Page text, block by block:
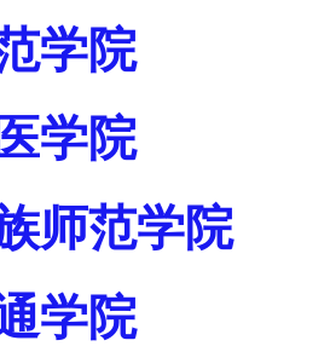
学院
学院
师范学院
学院